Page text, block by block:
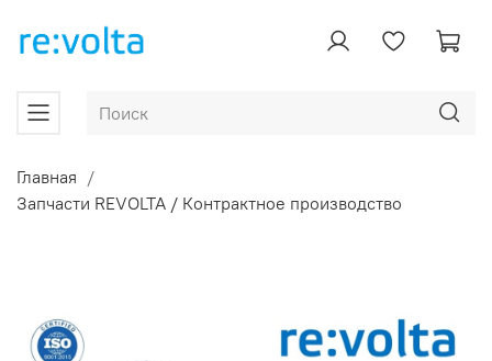
Главная
Запчасти REVOLTA / Контрактное производство